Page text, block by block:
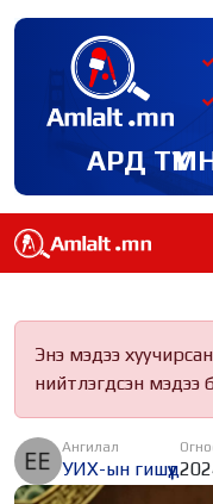
АРД
Энэ мэдээ
нийтлэгдсэн мэдээ
Ангилал
УИХ-ын гишүүд